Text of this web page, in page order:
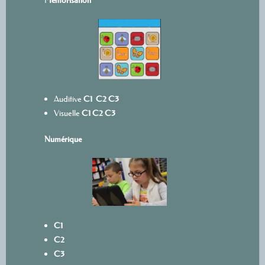
Auditive C1 C2C3
Visuelle C1C2C3
Numérique
C1
C2
C3